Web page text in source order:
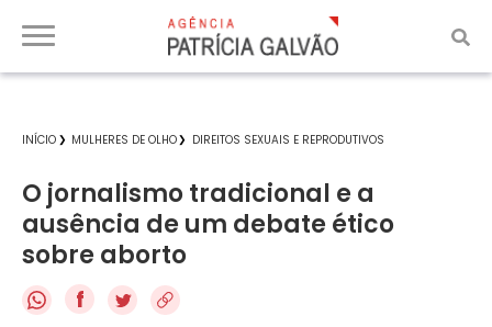
INÍCIO MULHERES DE OLHO DIREITOS SEXUAIS E REPRODUTIVOS
O jornalismo tradicional e a
ausência de um debate ético
sobre aborto
f